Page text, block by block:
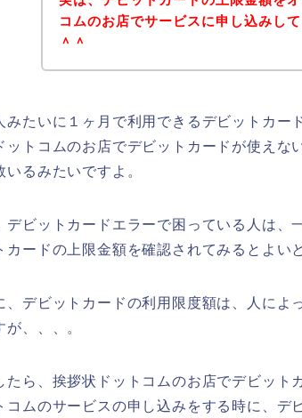
コムのお店でサービスに申し込みし
＾＾
みたいに１ヶ月で利用できるデビットカー
ットコムのお店でデビットカードが使えな
いるみたいですよ。
デビットカードエラーで困っている人は、
カードの上限金額を確認されてみるとよい
、デビットカードの利用限度額は、人によ
が、、、。
たら、挨拶状ドットコムのお店でデビット
コムのサービスの申し込みをする時に、デ